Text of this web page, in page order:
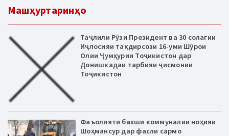
Машҳуртаринҳо
Таҷлили Рӯзи Президент ва 30 солагии
Иҷлосияи тақдирсози 16-уми Шӯрои
Олии Ҷумҳурии Тоҷикистон дар
Донишкадаи тарбияи ҷисмонии
Тоҷикистон
Фаъолияти бахши коммуналии ноҳияи
Шоҳмансур дар фасли сармо